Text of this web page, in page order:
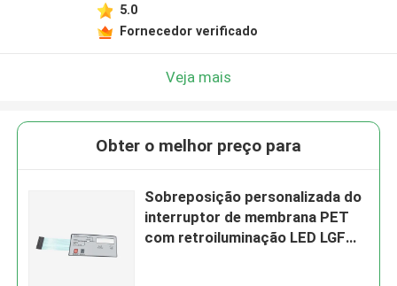
5.0
Fornecedor verificado
Veja mais
Obter o melhor preço para
Sobreposição personalizada do
interruptor de membrana PET
com retroiluminação LED LGF